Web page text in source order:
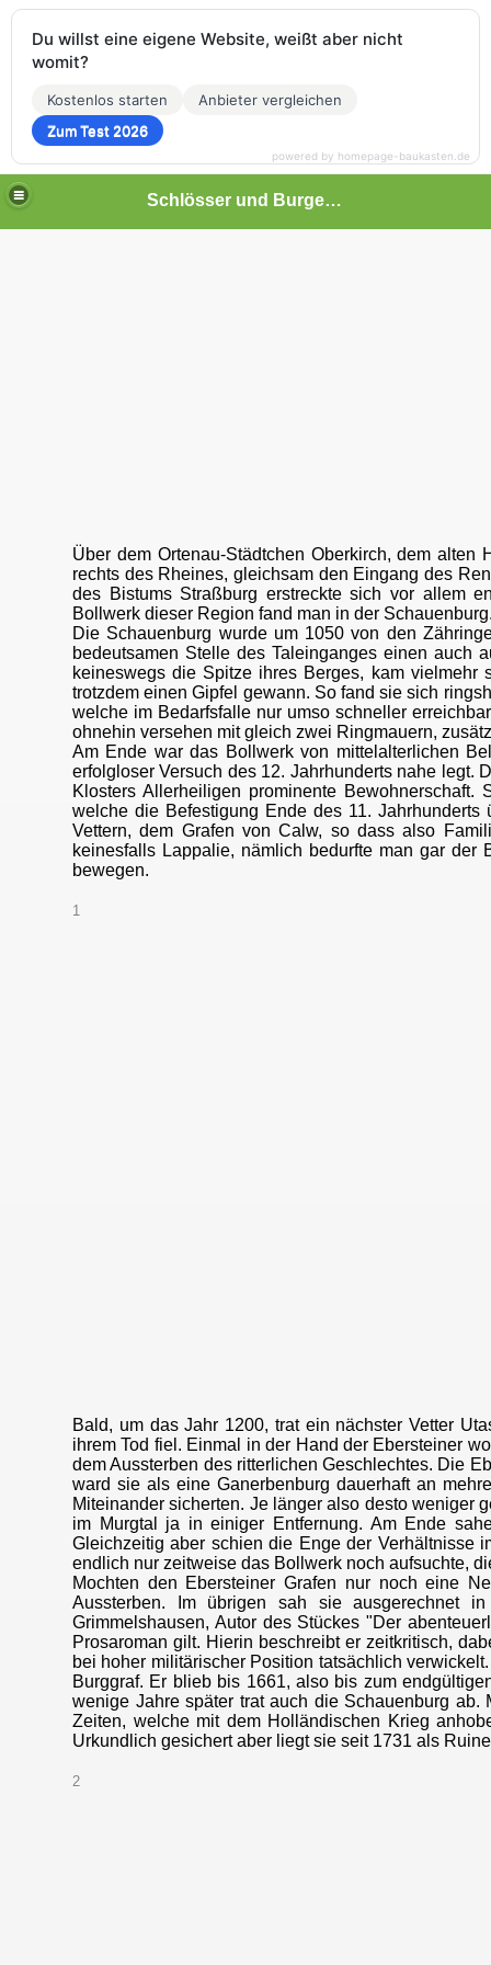
Schlösser und Burgen in Baden-Württemberg
Über dem Ortenau-Städtchen Oberkirch, dem
rechts des Rheines, gleichsam den Eingang des
des Bistums Straßburg erstreckte sich vor allem
Bollwerk dieser Region fand man in der
Die Schauenburg wurde um 1050 von den
bedeutsamen Stelle des Taleinganges einen auch
keineswegs die Spitze ihres Berges, kam
trotzdem einen Gipfel gewann. So fand sie sich
welche im Bedarfsfalle nur umso schneller
ohnehin versehen mit gleich zwei Ringmauern,
Am Ende war das Bollwerk von mittelalterlichen
erfolgloser Versuch des 12. Jahrhunderts nahe legt.
Klosters Allerheiligen prominente
welche die Befestigung Ende des 11.
Vettern, dem Grafen von Calw, so dass also
keinesfalls Lappalie, nämlich bedurfte man gar der
bewegen.
1
Bald, um das Jahr 1200, trat ein nächster Vetter
ihrem Tod fiel. Einmal in der Hand der Ebersteiner
dem Aussterben des ritterlichen Geschlechtes. Die
ward sie als eine Ganerbenburg dauerhaft an
Miteinander sicherten. Je länger also desto weniger
im Murgtal ja in einiger Entfernung. Am Ende
Gleichzeitig aber schien die Enge der Verhältnisse
endlich nur zeitweise das Bollwerk noch aufsuchte,
Mochten den Ebersteiner Grafen nur noch eine
Aussterben. Im übrigen sah sie ausgerechnet
Grimmelshausen, Autor des Stückes "Der
Prosaroman gilt. Hierin beschreibt er zeitkritisch,
bei hoher militärischer Position tatsächlich
Burggraf. Er blieb bis 1661, also bis zum
wenige Jahre später trat auch die Schauenburg
Zeiten, welche mit dem Holländischen Krieg
Urkundlich gesichert aber liegt sie seit 1731 als
2
Du willst eine eigene Website, weißt aber nicht
womit?
Kostenlos starten
Anbieter vergleichen
Zum Test 2026
powered by homepage-baukasten.de